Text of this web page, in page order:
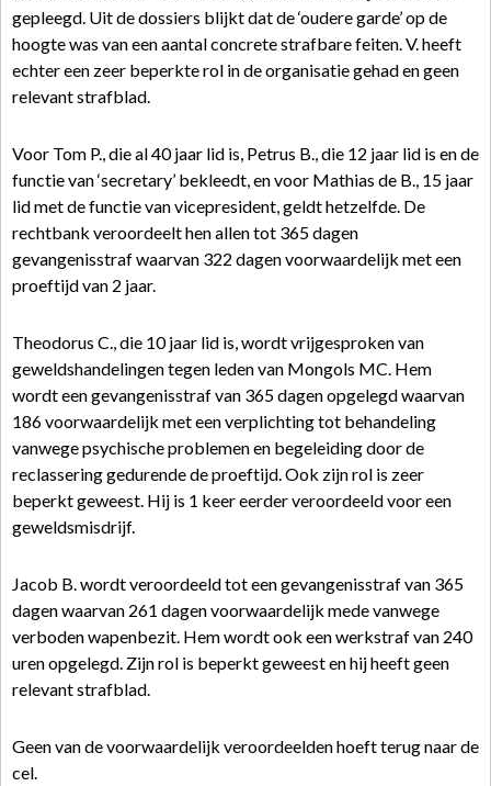
gepleegd. Uit de dossiers blijkt dat de ‘oudere garde’ op de
hoogte was van een aantal concrete strafbare feiten. V. heeft
echter een zeer beperkte rol in de organisatie gehad en geen
relevant strafblad.
Voor Tom P., die al 40 jaar lid is, Petrus B., die 12 jaar lid is en de
functie van ‘secretary’ bekleedt, en voor Mathias de B., 15 jaar
lid met de functie van vicepresident, geldt hetzelfde. De
rechtbank veroordeelt hen allen tot 365 dagen
gevangenisstraf waarvan 322 dagen voorwaardelijk met een
proeftijd van 2 jaar.
Theodorus C., die 10 jaar lid is, wordt vrijgesproken van
geweldshandelingen tegen leden van Mongols MC. Hem
wordt een gevangenisstraf van 365 dagen opgelegd waarvan
186 voorwaardelijk met een verplichting tot behandeling
vanwege psychische problemen en begeleiding door de
reclassering gedurende de proeftijd. Ook zijn rol is zeer
beperkt geweest. Hij is 1 keer eerder veroordeeld voor een
geweldsmisdrijf.
Jacob B. wordt veroordeeld tot een gevangenisstraf van 365
dagen waarvan 261 dagen voorwaardelijk mede vanwege
verboden wapenbezit. Hem wordt ook een werkstraf van 240
uren opgelegd. Zijn rol is beperkt geweest en hij heeft geen
relevant strafblad.
Geen van de voorwaardelijk veroordeelden hoeft terug naar de
cel.